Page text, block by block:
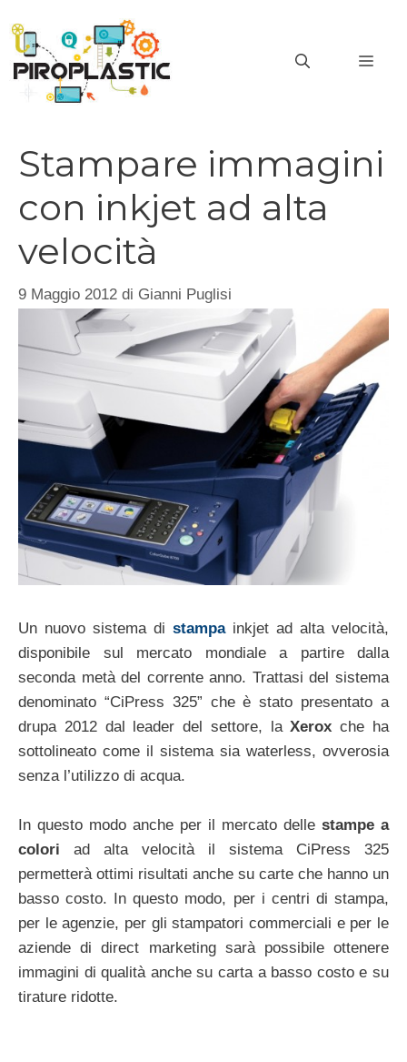
contenuto
Stampare immagini
con inkjet ad alta
velocità
9 Maggio 2012 di Gianni Puglisi
Un nuovo sistema di stampainkjet ad alta velocità,
disponibile sul mercato mondiale a partire dalla
seconda metà del corrente anno. Trattasi del sistema
denominato “CiPress 325” che è stato presentato a
drupa 2012 dal leader del settore, laXerox che ha
sottolineato come il sistema sia waterless, ovverosia
senza l’utilizzo di acqua.
In questo modo anche per il mercato delle stampe a
colori ad alta velocità il sistema CiPress 325
permetterà ottimi risultati anche su carte che hanno un
basso costo. In questo modo, per i centri di stampa,
per le agenzie, per gli stampatori commerciali e per le
aziende di direct marketing sarà possibile ottenere
immagini di qualità anche su carta a basso costo e su
tirature ridotte.